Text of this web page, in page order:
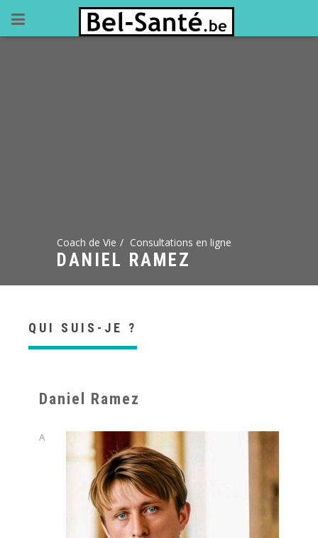
Coach de Vie Consultations en ligne
DANIEL RAMEZ
QUI SUIS-JE ?
Daniel Ramez
A